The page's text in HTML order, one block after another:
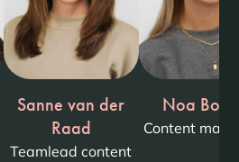
Sanne van der
Raad
Teamlead content
Noa
Content